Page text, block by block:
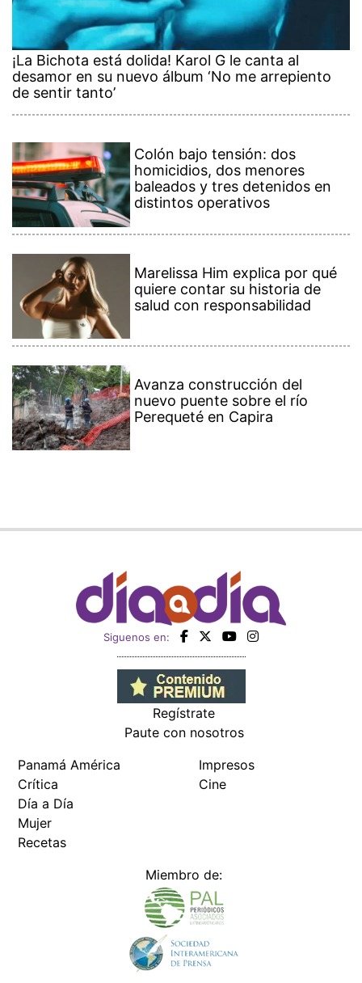
¡La Bichota está dolida! Karol G le canta al
desamor en su nuevo álbum ‘No me arrepiento
de sentir tanto’
Colón bajo tensión: dos
homicidios, dos menores
baleados y tres detenidos en
distintos operativos
Marelissa Him explica por qué
quiere contar su historia de
salud con responsabilidad
Avanza construcción del
nuevo puente sobre el río
Perequeté en Capira
Siguenos en:
Regístrate
Paute con nosotros
Panamá América
Crítica
Día a Día
Mujer
Recetas
Impresos
Cine
Miembro de: